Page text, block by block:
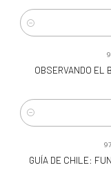
Cantidad
OBSERVANDO EL
Cantidad
GUÍA DE CHILE: